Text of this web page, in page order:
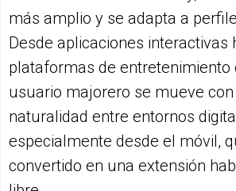
más amplio y se adapta a
Desde aplicaciones interactivas
plataformas de entretenimiento
usuario majorero se mueve
naturalidad entre entornos
especialmente desde el móvil,
convertido en una extensión